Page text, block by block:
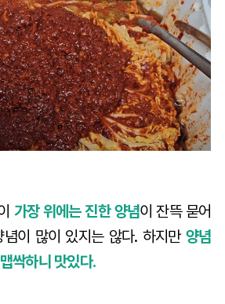
가장 위에는 진한 양념이 잔뜩 묻어
이 많이 있지는 않다. 하지만 양념
싹하니 맛있다.